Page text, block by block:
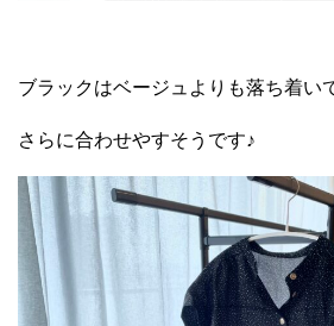
ブラックはベージュよりも落ち着い
さらに合わせやすそうです♪